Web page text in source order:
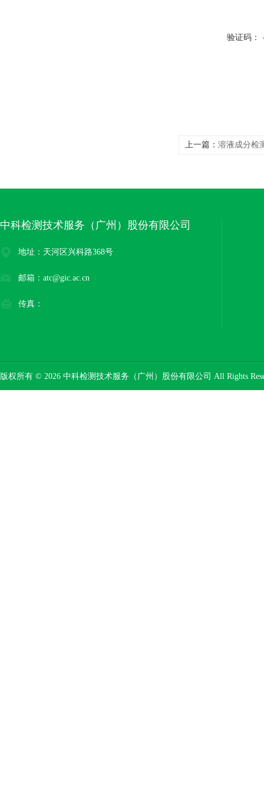
验证码：
上一篇： 溶液成分检
中科检测技术服务（广州）股份有限公司
地址：天河区兴科路368号
邮箱：atc@gic.ac.cn
传真：
版权所有 © 2026 中科检测技术服务（广州）股份有限公司 All Rights